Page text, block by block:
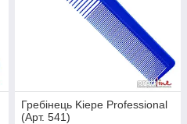
Гребінець Kiepe Professional
(Арт. 541)